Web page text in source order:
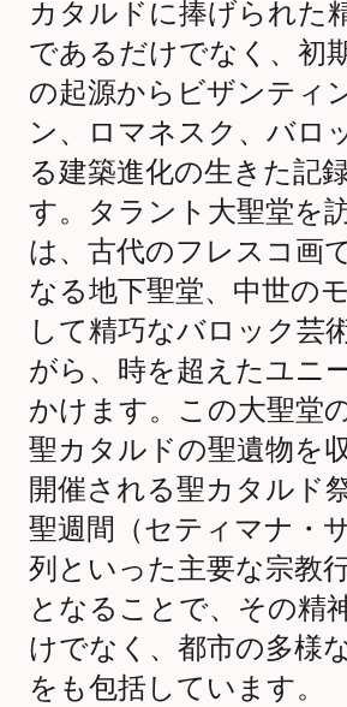
カタルドに捧げられた
であるだけでなく、初
の起源からビザンティ
ン、ロマネスク、バロ
る建築進化の生きた記
す。タラント大聖堂を
は、古代のフレスコ画
なる地下聖堂、中世の
して精巧なバロック芸
がら、時を超えたユニ
かけます。この大聖堂
聖カタルドの聖遺物を
開催される聖カタルド
聖週間（セティマナ・
列といった主要な宗教
となることで、その精
けでなく、都市の多様
をも包括しています。